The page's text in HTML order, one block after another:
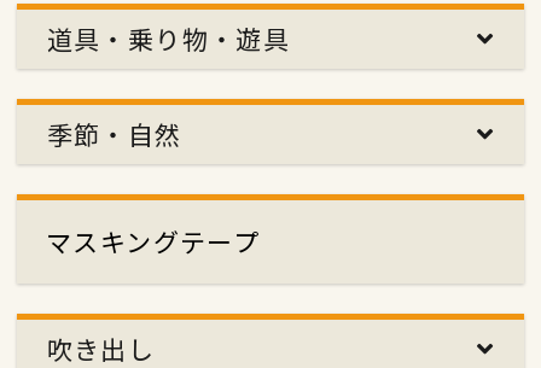
道具・乗り物・遊具
季節・自然
マスキングテープ
吹き出し